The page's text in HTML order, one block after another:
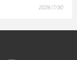
2026/7/30